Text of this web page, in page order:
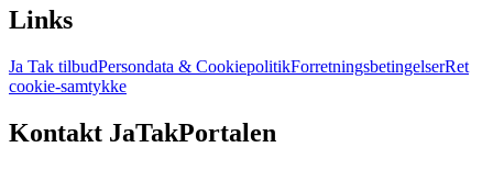
Links
Ja Tak tilbudPersondata & CookiepolitikForretningsbetingelserRet
cookie-samtykke
Kontakt JaTakPortalen